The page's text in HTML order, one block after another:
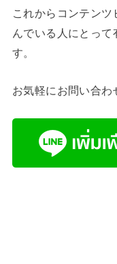
これからコンテン
んでいる人にとって
す。
お気軽にお問い合わ